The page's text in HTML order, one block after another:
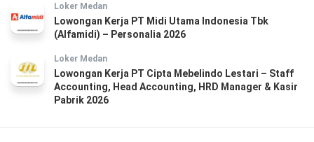
Loker Medan
Lowongan Kerja PT Midi Utama Indonesia Tbk
(Alfamidi) – Personalia 2026
Loker Medan
Lowongan Kerja PT Cipta Mebelindo Lestari – Staff
Accounting, Head Accounting, HRD Manager & Kasir
Pabrik 2026